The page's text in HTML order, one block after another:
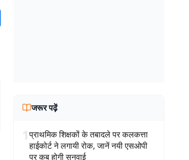
जरूर पढ़ें
1प्राथमिक शिक्षकों के तबादले पर कलकत्ता
हाईकोर्ट ने लगायी रोक, जानें नयी एसओपी
पर कब होगी सुनवाई